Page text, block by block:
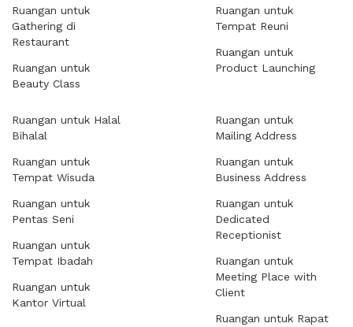
Ruangan untuk
Gathering di
Restaurant
Ruangan untuk
Beauty Class
Ruangan untuk
Tempat Reuni
Ruangan untuk
Product Launching
Ruangan untuk Halal
Bihalal
Ruangan untuk
Tempat Wisuda
Ruangan untuk
Pentas Seni
Ruangan untuk
Tempat Ibadah
Ruangan untuk
Kantor Virtual
Ruangan untuk
Mailing Address
Ruangan untuk
Business Address
Ruangan untuk
Dedicated
Receptionist
Ruangan untuk
Meeting Place with
Client
Ruangan untuk Rapat